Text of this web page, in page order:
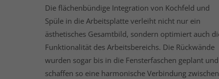
Die flächenbündige Integration von Kochfeld und
Spüle in die Arbeitsplatte verleiht nicht nur ein
ästhetisches Gesamtbild, sondern optimiert auch
Funktionalität des Arbeitsbereichs. Die Rückwände
wurden sogar bis in die Fensterfaschen geplant und
schaffen so eine harmonische Verbindung zwischen